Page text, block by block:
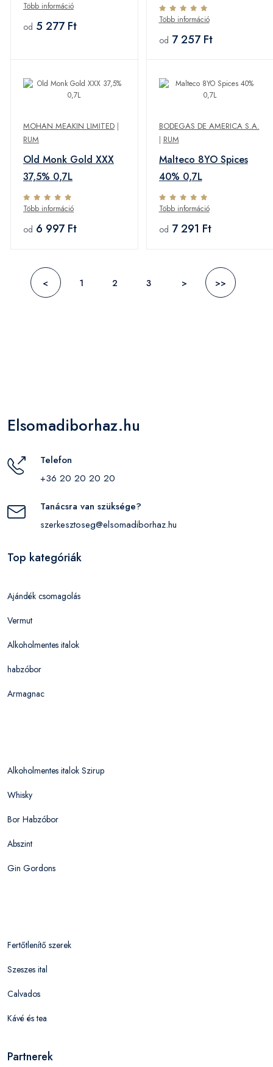
Több információ
od 5 277 Ft Több információ
od 7 257 Ft
MOHAN MEAKIN LIMITED |
RUM
Old Monk Gold XXX
37,5% 0,7L
Több információ
od 6 997 Ft
BODEGAS DE AMERICA S.A.
| RUM
Malteco 8YO Spices
40% 0,7L
Több információ
od 7 291 Ft
< 1 2 3 > >>
Elsomadiborhaz.hu
Telefon
+36 20 20 20 20
Tanácsra van szüksége?
szerkesztoseg@elsomadiborhaz.hu
Top kategóriák
Ajándék csomagolás
Vermut
Alkoholmentes italok
habzóbor
Armagnac
Alkoholmentes italok Szirup
Whisky
Bor Habzóbor
Abszint
Gin Gordons
Fertőtlenítő szerek
Szeszes ital
Calvados
Kávé és tea
Partnerek